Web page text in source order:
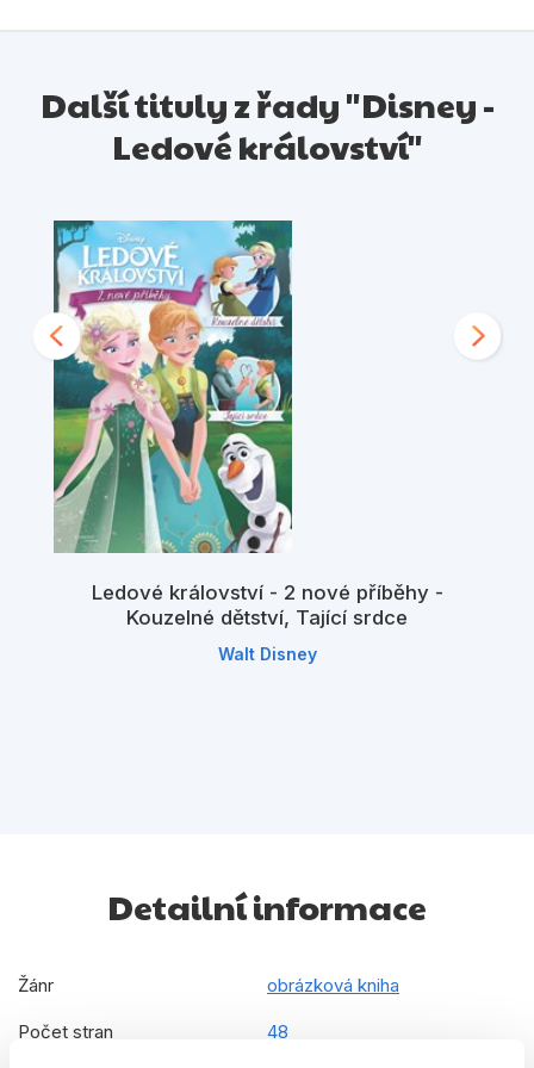
Další tituly z řady "Disney -
Ledové království"
Ledové království - 2 nové příběhy -
Kouzelné dětství, Tající srdce
Walt Disney
Detailní informace
Žánr obrázková kniha
Počet stran 48